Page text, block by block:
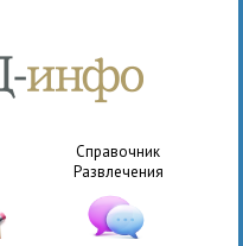
Справочник
Развлечения